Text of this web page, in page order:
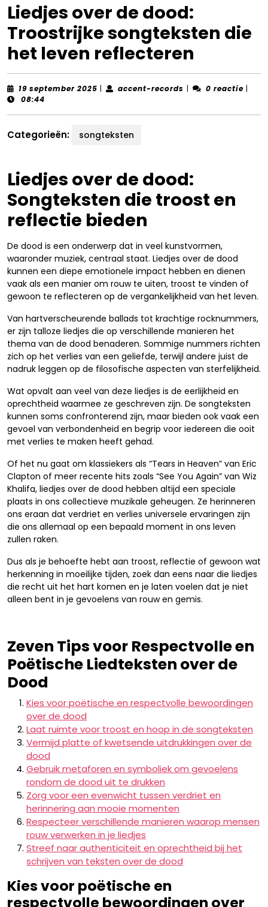
Liedjes over de dood:
Troostrijke songteksten die
het leven reflecteren
19 september 2025 19| accent-records accent-
| 0 reactie |
08:44
Categorieën: songteksten
Liedjes over de dood:
Songteksten die troost en
reflectie bieden
De dood is een onderwerp dat in veel kunstvormen,
waaronder muziek, centraal staat. Liedjes over de dood
kunnen een diepe emotionele impact hebben en dienen
vaak als een manier om rouw te uiten, troost te vinden of
gewoon te reflecteren op de vergankelijkheid van het leven.
Van hartverscheurende ballads tot krachtige rocknummers,
er zijn talloze liedjes die op verschillende manieren het
thema van de dood benaderen. Sommige nummers richten
zich op het verlies van een geliefde, terwijl andere juist de
nadruk leggen op de filosofische aspecten van sterfelijkheid.
Wat opvalt aan veel van deze liedjes is de eerlijkheid en
oprechtheid waarmee ze geschreven zijn. De songteksten
kunnen soms confronterend zijn, maar bieden ook vaak een
gevoel van verbondenheid en begrip voor iedereen die ooit
met verlies te maken heeft gehad.
Of het nu gaat om klassiekers als “Tears in Heaven” van Eric
Clapton of meer recente hits zoals “See You Again” van Wiz
Khalifa, liedjes over de dood hebben altijd een speciale
plaats in ons collectieve muzikale geheugen. Ze herinneren
ons eraan dat verdriet en verlies universele ervaringen zijn
die ons allemaal op een bepaald moment in ons leven
zullen raken.
Dus als je behoefte hebt aan troost, reflectie of gewoon wat
herkenning in moeilijke tijden, zoek dan eens naar die liedjes
die recht uit het hart komen en je laten voelen dat je niet
alleen bent in je gevoelens van rouw en gemis.
Zeven Tips voor Respectvolle en
Poëtische Liedteksten over de
Dood
Kies voor poëtische en respectvolle bewoordingen
over de dood
Laat ruimte voor troost en hoop in de songteksten
Vermijd platte of kwetsende uitdrukkingen over de
dood
Gebruik metaforen en symboliek om gevoelens
rondom de dood uit te drukken
Zorg voor een evenwicht tussen verdriet en
herinnering aan mooie momenten
Respecteer verschillende manieren waarop mensen
rouw verwerken in je liedjes
Streef naar authenticiteit en oprechtheid bij het
schrijven van teksten over de dood
Kies voor poëtische en
respectvolle bewoordingen over